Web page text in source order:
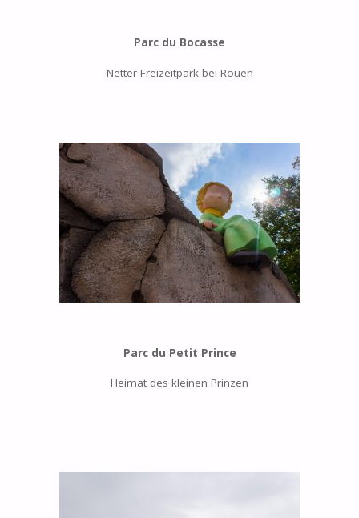
Parc du Bocasse
Netter Freizeitpark bei Rouen
Parc du Petit Prince
Heimat des kleinen Prinzen